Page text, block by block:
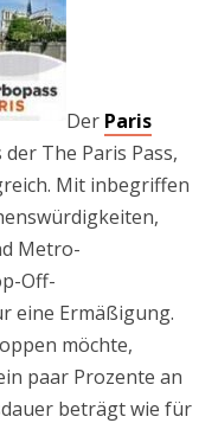
Der Paris
The Paris Pass,
Mit inbegriffen
Metro-
Off-
eine Ermäßigung.
möchte,
paar Prozente an
beträgt wie für